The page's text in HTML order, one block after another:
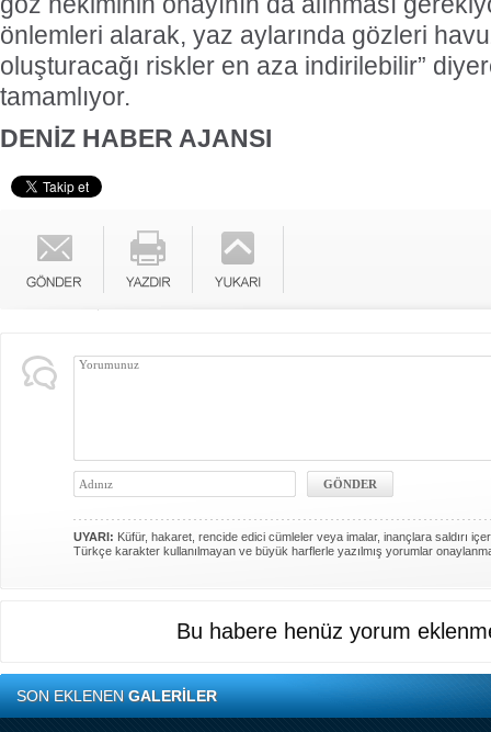
önlemleri alarak, yaz aylarında gözleri
oluşturacağı riskler en aza indirilebilir”
tamamlıyor.
DENİZ HABER AJANSI
UYARI: Küfür, hakaret, rencide edici cümleler veya imalar, inançlara saldırı
Türkçe karakter kullanılmayan ve büyük harflerle yazılmış yorumlar
Bu habere henüz yorum
SON EKLENENGALERİLER